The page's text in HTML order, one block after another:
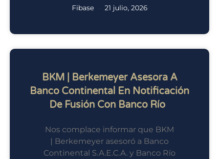
Fibase 21 julio, 2026
BKM | Berkemeyer Asesora A
Banco Continental En Notificación
De Fusión Con Banco Río
Nos complace informar que BKM
| Berkemeyer asesoró a Banco
Continental S.A.E.C.A. y Banco Río